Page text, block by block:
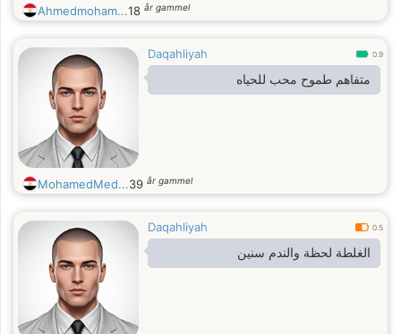
Ahmedmoham...18 år gammel
Daqahliyah 0.9
متفاهم طموح محب للحياه
MohamedMed...39 år gammel
Daqahliyah 0.5
الغلطة لحظة والندم سنين